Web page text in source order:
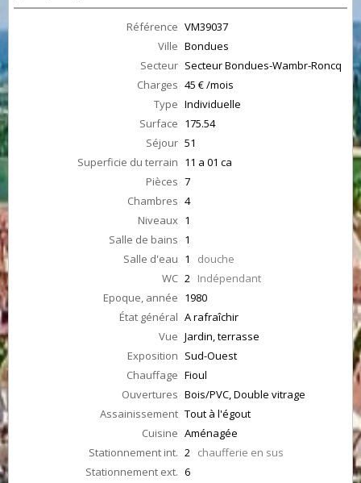
Référence VM39037
Ville Bondues
Secteur Secteur Bondues-Wambr-Roncq
Charges 45 € /mois
Type Individuelle
Surface 175.54
Séjour 51
Superficie du terrain 11 a 01 ca
Pièces 7
Chambres 4
Niveaux 1
Salle de bains 1
Salle d'eau 1 douche
WC 2 Indépendant
Epoque, année 1980
État général A rafraîchir
Vue Jardin, terrasse
Exposition Sud-Ouest
Chauffage Fioul
Ouvertures Bois/PVC, Double vitrage
Assainissement Tout à l'égout
Cuisine Aménagée
Stationnement int. 2 chaufferie en sus
Stationnement ext. 6